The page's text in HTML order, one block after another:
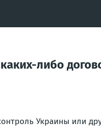
либо
Украины или